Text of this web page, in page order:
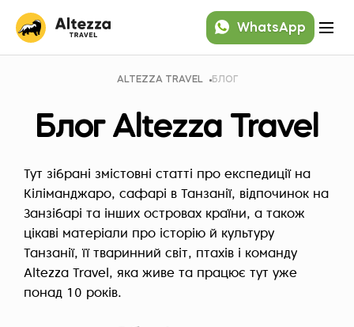
WhatsApp
ALTEZZA TRAVEL БЛОГ
Блог Altezza Travel
Тут зібрані змістовні статті про експедиції на
Кіліманджаро, сафарі в Танзанії, відпочинок на
Занзібарі та інших островах країни, а також
цікаві матеріали про історію й культуру
Танзанії, її тваринний світ, птахів і команду
Altezza Travel, яка живе та працює тут уже
понад 10 років.